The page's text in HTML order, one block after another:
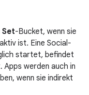
Set-Bucket, wenn sie
ist. Eine Social-
startet, befindet
Apps werden auch in
wenn sie indirekt